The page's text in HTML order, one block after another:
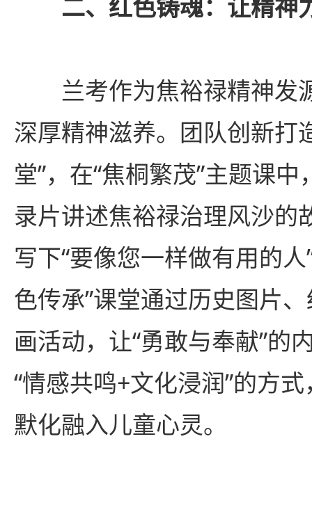
二、红色铸魂：让精神
兰考作为焦裕禄精神发
深厚精神滋养。团队创新打
堂”，在“焦桐繁茂”主题课
录片讲述焦裕禄治理风沙的
写下“要像您一样做有用的
色传承”课堂通过历史图片
画活动，让“勇敢与奉献”的
“情感共鸣+文化浸润”的方
默化融入儿童心灵。